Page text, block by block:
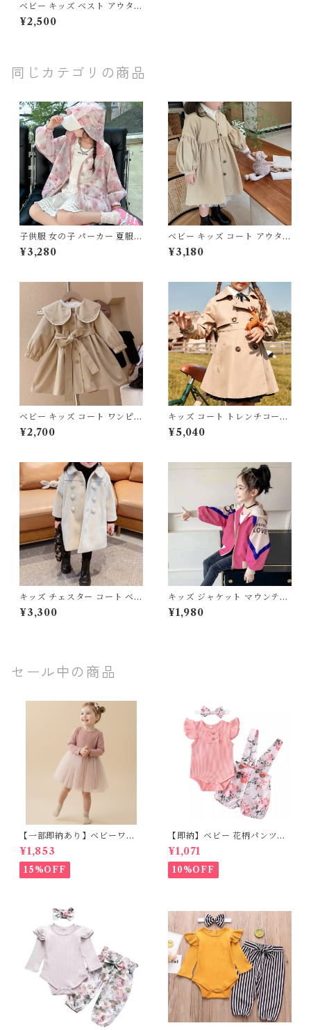
ベビー キッズ ベスト アウター
バイカラー リバーシブル もこ
もこ ボタン ポケット 子ども服
00 110 120 130 140cm
¥2,500
同じカテゴリの商品
子供服 女の子 パーカー 夏服
ウィンドブレーカー UVカット
ラッシュガード フード付き 長
け感 メッシュ ライトアウター
キッズ ジュニア 通園 通学 日
焼け防止 冷房対策 お出かけ
¥3,280
ベビー キッズ コート アウター
トレンチコート スプリングコ
ート 上着 襟付き ギャザー フ
ジュ 90 100 110 120 130 140
¥3,180
ベビー キッズ コート ワンピジ
ャケット 襟付き フリル リボン
フレア ボタン 膝丈 子供服 女
40cm
¥2,700
キッズ コート トレンチコート
襟付き ポケット ボタン 膝丈
フレア 子供服 女の子 男の子
130 140 150 160cm
¥5,040
キッズ チェスター コート ベビ
ー ダブルブレスト 襟付き ポケ
ット ボタン 膝丈 子供服 女の
¥3,300
キッズ ジャケット マウンテン
パーカー フード付き ジッパー
ポケット 子ども服 女の子 男の
¥1,980
セール中の商品
【一部即納あり】ベビーワン
ピース 星柄ラメ チュール ベビ
ー服 写真撮影 子供服 フリル
チュール 女の子 秋冬 春服 セ
レモニードレス 新生児 お宮参
0 80 90 100 110cm
¥1,853
15%OFF
【即納】ベビー 花柄パンツ&
フリルロンパースset＋ヘッド
バンド 3点セット☆女の子 フ
ェミニン 90㎝
¥1,071
10%OFF